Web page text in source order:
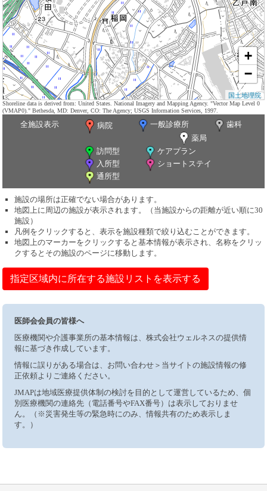
+
−
国土地理院
Shoreline data is derived from: United States. National Imagery and Mapping Agency. "Vector Map Level 0
(VMAP0)." Bethesda, MD: Denver, CO: The Agency; USGS Information Services, 1997.
全施設表示 病院 一般診療所
歯科
薬局
訪問型
ケアプラン
入所型
ショートステイ
通所型
施設の場所は正確でない場合があります。
地図上に周辺の施設が表示されます。（当施設からの距離が近い順に30
施設）
凡例をクリックすると、表示を施設種類で絞り込むことができます。
地図上のマーカーをクリックすると基本情報が表示され、名称をクリッ
クするとその施設のページに移動します。
指定区域内に所在する施設リストを表示する
医師会会員の皆様へ
医療機関や介護事業所の基本情報は、株式会社ウェルネスの提供情
報に基づき作成しています。
情報に誤りがある場合は、お問い合わせ＞当サイトの施設情報の修
正依頼よりご連絡ください。
JMAPは地域医療提供体制の検討を目的として運営しているため、個
別医療機関の連絡先（電話番号やFAX番号）は表示しておりませ
ん。（※災害発生等の緊急時にのみ、情報共有のため表示しま
す。）